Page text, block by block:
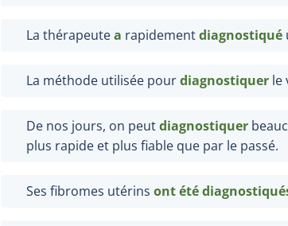
La thérapeutea rapidementdiagnostiqué
La méthode utilisée pourdiagnostiquer le
De nos jours, on peutdiagnostiquer
plus rapide et plus fiable que par le passé.
Ses fibromes utérins ont été